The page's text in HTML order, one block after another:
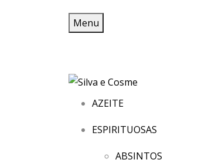
Menu
AZEITE
ESPIRITUOSAS
ABSINTOS